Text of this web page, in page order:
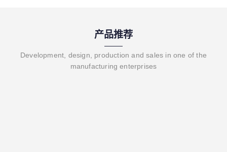
产品推荐
Development, design, production and sales in one of the
manufacturing enterprises